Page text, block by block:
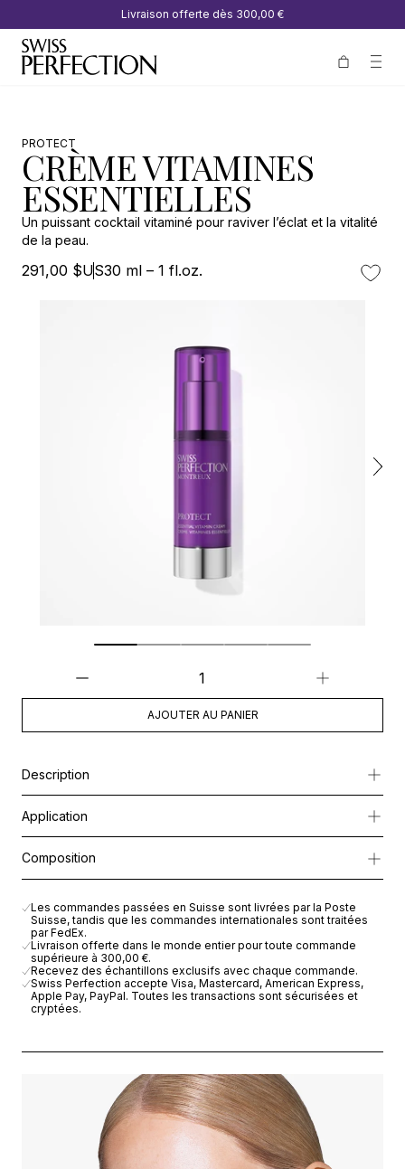
Livraison offerte dès 300,00 €
PROTECT
CRÈME VITAMINES
ESSENTIELLES
Un puissant cocktail vitaminé pour raviver l’éclat et la vitalité
de la peau.
291,00 $US30 ml – 1 fl.oz.
AJOUTER AU PANIER
Description
Formulée avec leCellular Active IRISA®, un extrait d’orange et
Sa texture soyeuse fond sur la peau, la laissant nourrie,
*Cellular
Active
IRISA®
:
extrait
de
Application
Composition
Les commandes passées en Suisse sont livrées par la Poste
Suisse, tandis que les commandes internationales sont traitées
par FedEx.
Livraison offerte dans le monde entier pour toute commande
supérieure à 300,00 €.
Recevez des échantillons exclusifs avec chaque commande.
Swiss Perfection accepte Visa, Mastercard, American Express,
Apple Pay, PayPal. Toutes les transactions sont sécurisées et
cryptées.